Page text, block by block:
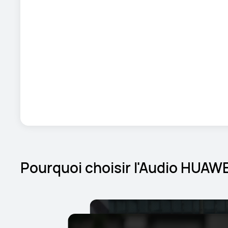
Pourquoi choisir l'Audio